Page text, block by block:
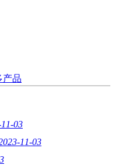
产品
03
11-03